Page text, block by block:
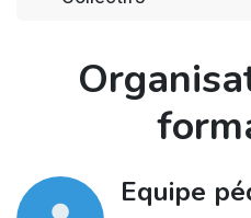
Equipe